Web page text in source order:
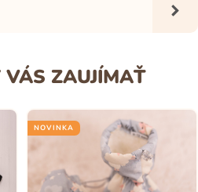
ZAUJÍMAŤ
NOVINKA